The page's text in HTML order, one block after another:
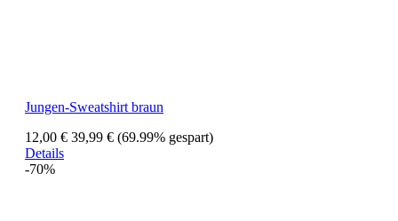
Jungen-Sweatshirt braun
12,00 € 39,99 € (69.99% gespart)
Details
-70%